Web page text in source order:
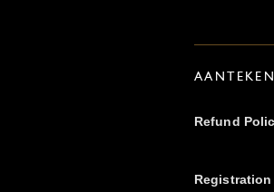
Refund